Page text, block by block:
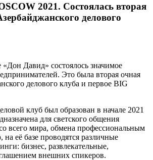
2021. Состоялась вторая
делового
Давид» состоялось значимое
Это была вторая очная
делового клуба и первое BIG
клуб был образован в начале 2021
для светского общения
всего мира, обмена профессиональным
её базе проводятся различные
бизнес, развлекательные,
внешних спикеров.